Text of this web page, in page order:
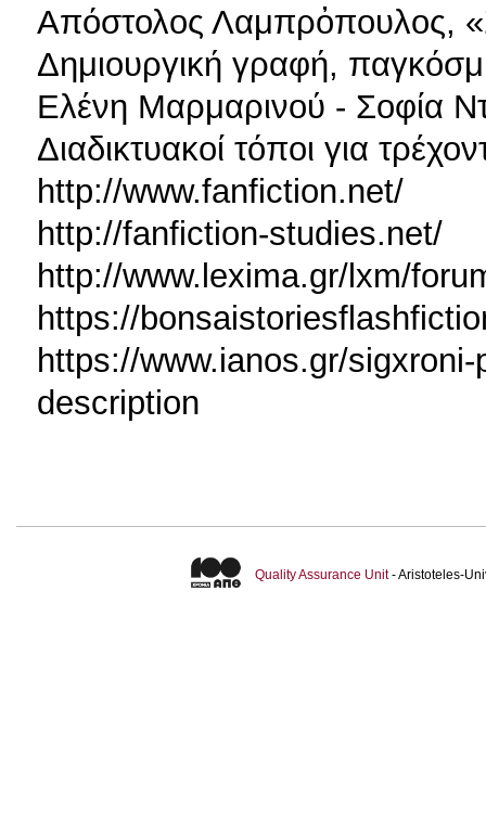
Απόστολος Λαμπρὀπουλος,
Δημιουργική γραφή,
Ελένη Μαρμαρινού - Σοφία
Διαδικτυακοί τόποι για
http://www.fanfiction.net/
http://fanfiction-studies.net/
http://www.lexima.gr/lxm/
https://
https://www.ianos.gr/
description
Quality Assurance Unit- Aristoteles-